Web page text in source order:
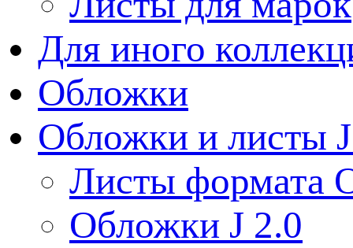
Для иного
Обложки
Обложки и листы
Листы формата
Обложки J 2.0